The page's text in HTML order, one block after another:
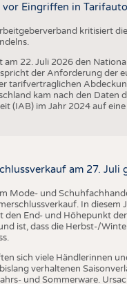
Eingriffen in
kritisiert
am 22. Juli 2026 den
der Anforderung der
tarifvertraglichen
kam nach den
(IAB) im Jahr 2024 auf
am 27. Juli
Mode- und
In diesem
den End- und Höhepunkt
ist, dass die Herbst-/
sich viele Händlerinnen
verhaltenen
und Sommerware.